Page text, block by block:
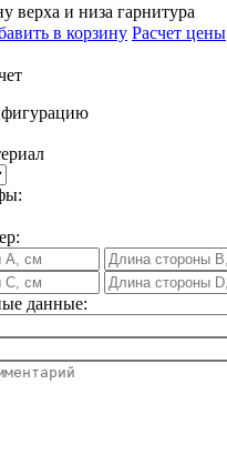
верха и низа гарнитура
в корзину Расчет цены
данные: